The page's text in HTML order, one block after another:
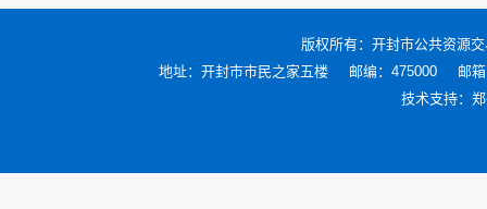
版权所有： 开封市公共资源
地址：开封市市民之家五楼
邮编：475000
邮
技术支持：